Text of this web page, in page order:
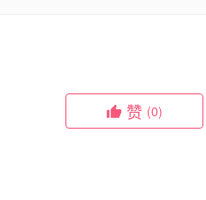
赞 (0)